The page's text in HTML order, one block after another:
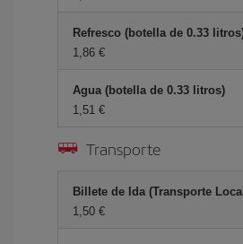
Refresco (botella de 0.33
1,86 €
Agua (botella de 0.33 litros)
1,51 €
Transporte
Billete de Ida (Transporte
1,50 €